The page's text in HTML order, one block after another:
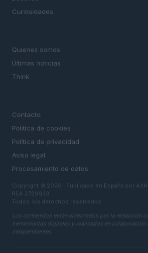
Curiosidades
Quienes somos
Últimas noticias
Think
Contacto
Politica de cookies
Política de privacidad
Aviso legal
Procesamiento de datos
Copyright © 2026 · Publicado en España por
REA 2729933
Todos los derechos reservados
Los contenidos están elaborados por la redacción
herramientas digitales y realizados en colaboración
independientes.